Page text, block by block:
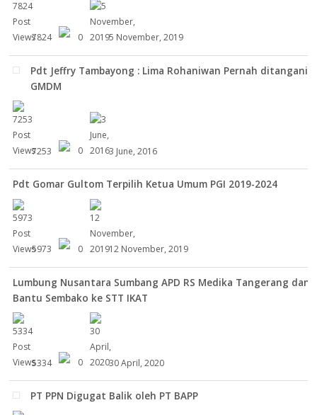
7824 0 5 November, 2019
Pdt Jeffry Tambayong : Lima Rohaniwan Pernah ditangani
GMDM
7253 0 3 June, 2016
Pdt Gomar Gultom Terpilih Ketua Umum PGI 2019-2024
5973 0 12 November, 2019
Lumbung Nusantara Sumbang APD RS Medika Tangerang dan
Bantu Sembako ke STT IKAT
5334 0 30 April, 2020
PT PPN Digugat Balik oleh PT BAPP